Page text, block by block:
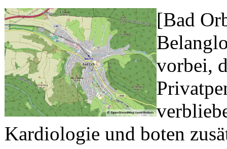
[Bad
vorbei,
Kardiologie und boten